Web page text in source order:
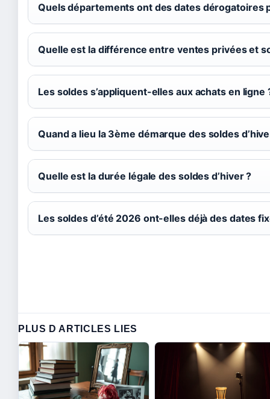
Quels départements ont des dates dérogatoires
Quelle est la différence entre ventes privées et
Les soldes s’appliquent-elles aux achats en ligne
Quand a lieu la 3ème démarque des soldes
Quelle est la durée légale des soldes d’hiver ?
Les soldes d’été 2026 ont-elles déjà des dates
PLUS D ARTICLES LIES